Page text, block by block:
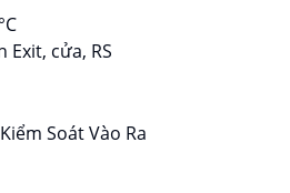
Exit, cửa, RS